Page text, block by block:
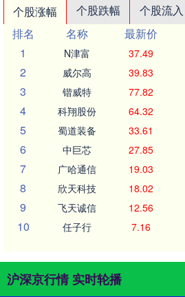
个股涨幅 个股跌幅 个股流入
排名
名称 最新价
1
N津富 37.49
2 威尔高 39.83
3 锴威特 77.82
4 科翔股份 64.32
5 蜀道装备 33.61
6 中巨芯 27.85
7 广哈通信 19.03
8 欣天科技 18.02
9 飞天诚信 12.56
10 任子行 7.16
沪深京行情 实时轮播